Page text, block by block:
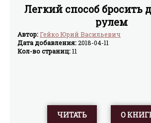
Легкий способ бросить
рулем
Автор:Гейко Юрий Васильевич
Дата добавления:2018-04-11
Кол-во страниц:11
ЧИТАТЬ О